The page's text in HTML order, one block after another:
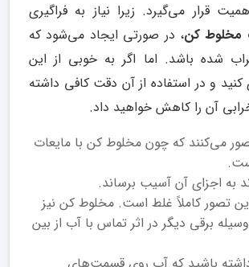
قرار می‌گیرد. زیرا نیاز به فراگیری
مخلوط کن، در صورتی ایجاد می‌شود که
شده باشد. اما اگر به خوبی از این
کنید و در استفاده از آن دقت کافی داشته
آن را کاهش خواهید داد.
می‌کنند که چون مخلوط کن با مایعات
به اجزای آن آسیب برساند.
تصور کاملاً غلط است. مخلوط کن نیز
برقی دیگر در اثر تماس با آب از بین